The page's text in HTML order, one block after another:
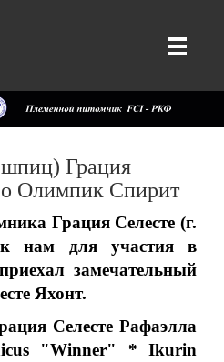
Грация
Олимпик Спирит
Грация Селесте (г.
к нам для участия в
замечательный
Яхонт.
Селесте Рафаэлла
"Winner" * Ikurin